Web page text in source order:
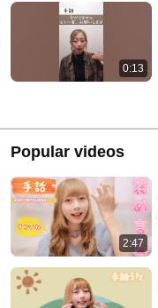
0:13
Popular videos
2:47